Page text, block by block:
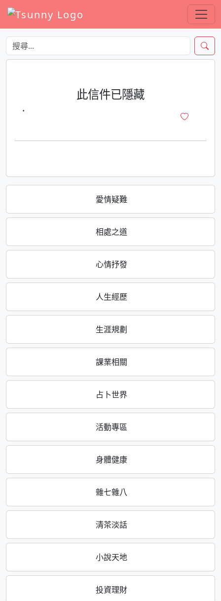
愛情疑難
相處之道
心情抒發
人生經歷
生涯規劃
課業相關
占卜世界
活動專區
身體健康
雜七雜八
清茶淡話
小說天地
投資理財
此信件已隱藏
·